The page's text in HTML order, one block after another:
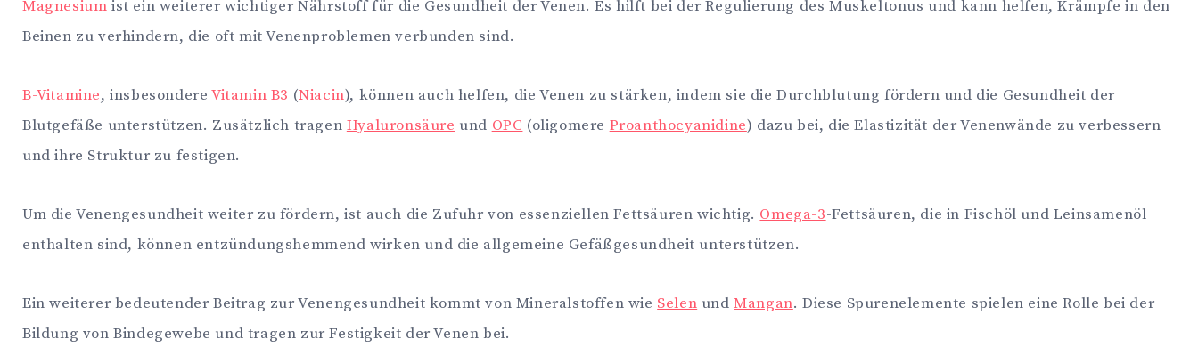
Magnesium ist ein weiterer wichtiger Nährstoff für die Gesundheit der Venen. Es hilft bei der Regulierung des Muskeltonus und kann helfen, Krämpfe in den
Beinen zu verhindern, die oft mit Venenproblemen verbunden sind.
B-Vitamine, insbesondere Vitamin B3 (Niacin), können auch helfen, die Venen zu stärken, indem sie die Durchblutung fördern und die Gesundheit der
Blutgefäße unterstützen. Zusätzlich tragen Hyaluronsäure und OPC (oligomere Proanthocyanidine) dazu bei, die Elastizität der Venenwände zu verbessern
und ihre Struktur zu festigen.
Um die Venengesundheit weiter zu fördern, ist auch die Zufuhr von essenziellen Fettsäuren wichtig. Omega-3-Fettsäuren, die in Fischöl und Leinsamenöl
enthalten sind, können entzündungshemmend wirken und die allgemeine Gefäßgesundheit unterstützen.
Ein weiterer bedeutender Beitrag zur Venengesundheit kommt von Mineralstoffen wie Selen undMangan. Diese Spurenelemente spielen eine Rolle bei der
Bildung von Bindegewebe und tragen zur Festigkeit der Venen bei.